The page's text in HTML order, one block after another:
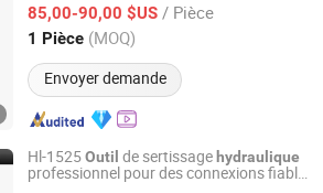
85,00-90,00 $US / Pièce
1 Pièce (MOQ)
Envoyer demande
Depuis 2025
Hl-1525Outil de sertissage hydraulique
professionnel pour des connexions fiables
Co., Ltd